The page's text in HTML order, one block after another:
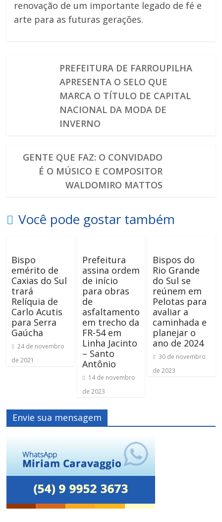
renovação de um importante legado de fé e
arte para as futuras gerações.
PREFEITURA DE FARROUPILHA
APRESENTA O SELO QUE
MARCA O TÍTULO DE CAPITAL
NACIONAL DA MODA DE
INVERNO
GENTE QUE FAZ: O CONVIDADO
É O MÚSICO E COMPOSITOR
WALDOMIRO MATTOS
Você pode gostar também
Bispo
emérito de
Caxias do Sul
trará
Relíquia de
Carlo Acutis
para Serra
Gaúcha
24 de novembro
de 2021
Prefeitura
assina ordem
de início
para obras
de
asfaltamento
em trecho da
FR-54 em
Linha Jacinto
– Santo
Antônio
14 de novembro
de 2023
Bispos do
Rio Grande
do Sul se
reúnem em
Pelotas para
avaliar a
caminhada e
planejar o
ano de 2024
30 de novembro
de 2023
Envie sua mensagem